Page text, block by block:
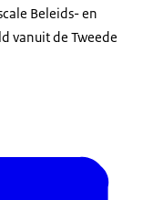
Beleids- en
vanuit de Tweede